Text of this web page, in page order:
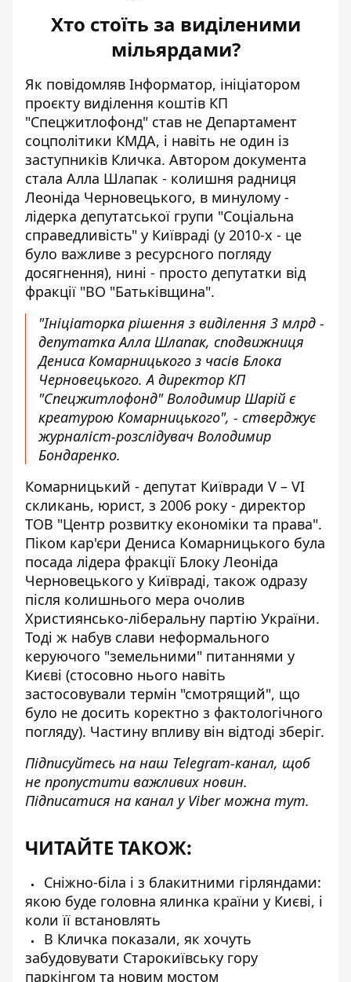
Хто стоїть за виділеними
мільярдами?
Як повідомляв Інформатор, ініціатором
проєкту виділення коштів КП
"Спецжитлофонд" став не Департамент
соцполітики КМДА, і навіть не один із
заступників Кличка. Автором документа
стала Алла Шлапак - колишня радниця
Леоніда Черновецького, в минулому -
лідерка депутатської групи "Соціальна
справедливість" у Київраді (у 2010-х - це
було важливе з ресурсного погляду
досягнення), нині - просто депутатки від
фракції "ВО "Батьківщина".
"Ініціаторка рішення з виділення 3 млрд -
депутатка Алла Шлапак, сподвижниця
Дениса Комарницького з часів Блока
Черновецького. А директор КП
"Спецжитлофонд" Володимир Шарій є
креатурою Комарницького", - стверджує
журналіст-розслідувач Володимир
Бондаренко.
Комарницький - депутат Київради V – VI
скликань, юрист, з 2006 року - директор
ТОВ "Центр розвитку економіки та права".
Піком кар'єри Дениса Комарницького була
посада лідера фракції Блоку Леоніда
Черновецького у Київраді, також одразу
після колишнього мера очолив
Християнсько-ліберальну партію України.
Тоді ж набув слави неформального
керуючого "земельними" питаннями у
Києві (стосовно нього навіть
застосовували термін "смотрящий", що
було не досить коректно з фактологічного
погляду). Частину впливу він відтоді зберіг.
Підписуйтесь на наш Telegram-канал, щоб
не пропустити важливих новин.
Підписатися на канал у Viber можна тут.
ЧИТАЙТЕ ТАКОЖ:
Сніжно-біла і з блакитними гірляндами:
якою буде головна ялинка країни у Києві, і
коли її встановлять
В Кличка показали, як хочуть
забудовувати Старокиївську гору
паркінгом та новим мостом